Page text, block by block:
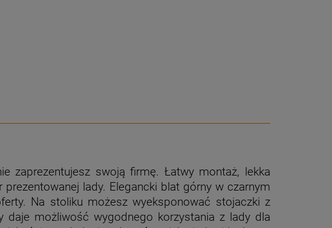
zaprezentujesz swoją firmę. Łatwy montaż, lekka
lady. Elegancki blat górny w czarnym
Na stoliku możesz wyeksponować stojaczki z
możliwość wygodnego korzystania z lady dla